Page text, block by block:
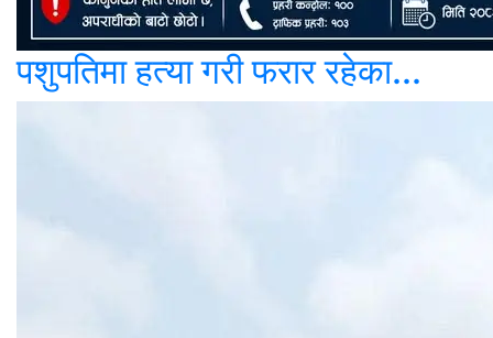
पशुपतिमा हत्या गरी फरार रहेका...